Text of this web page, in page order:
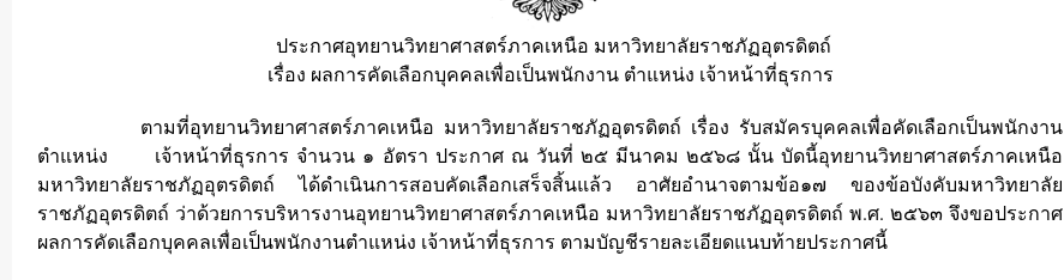
ประกาศอุทยานวิทยาศาสตร์ภาคเหนือ มหาวิทยาลัยราชภัฏอุตรดิตถ์
เรื่อง ผลการคัดเลือกบุคคลเพื่อเป็นพนักงาน ตำแหน่ง เจ้าหน้าที่ธุรการ
ตามที่อุทยานวิทยาศาสตร์ภาคเหนือ มหาวิทยาลัยราชภัฏอุตรดิตถ์ เรื่อง รับสมัครบุคคลเพื่อคัดเลือกเป็นพนักงาน
ตำแหน่ง เจ้าหน้าที่ธุรการ จำนวน ๑ อัตรา ประกาศ ณ วันที่ ๒๕ มีนาคม ๒๕๖๘ นั้น บัดนี้อุทยานวิทยาศาสตร์ภาคเหนือ
มหาวิทยาลัยราชภัฏอุตรดิตถ์ ได้ดำเนินการสอบคัดเลือกเสร็จสิ้นแล้ว อาศัยอำนาจตามข้อ๑๗ ของข้อบังคับมหาวิทยาลัย
ราชภัฏอุตรดิตถ์ ว่าด้วยการบริหารงานอุทยานวิทยาศาสตร์ภาคเหนือ มหาวิทยาลัยราชภัฏอุตรดิตถ์ พ.ศ. ๒๕๖๓ จึงขอประกาศ
ผลการคัดเลือกบุคคลเพื่อเป็นพนักงานตำแหน่ง เจ้าหน้าที่ธุรการ ตามบัญชีรายละเอียดแนบท้ายประกาศนี้